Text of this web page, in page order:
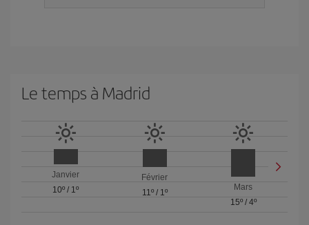
Le temps à Madrid
Janvier
10º / 1º
Février
11º/ 1º
Mars
15º/ 4º